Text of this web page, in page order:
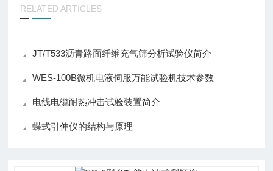
RELATED ARTICLES
JT/T533沥青路面纤维充气筛分析试验仪简介
WES-100B微机电液伺服万能试验机技术参数
电线电缆耐热冲击试验装置简介
蝶式引伸仪的结构与原理